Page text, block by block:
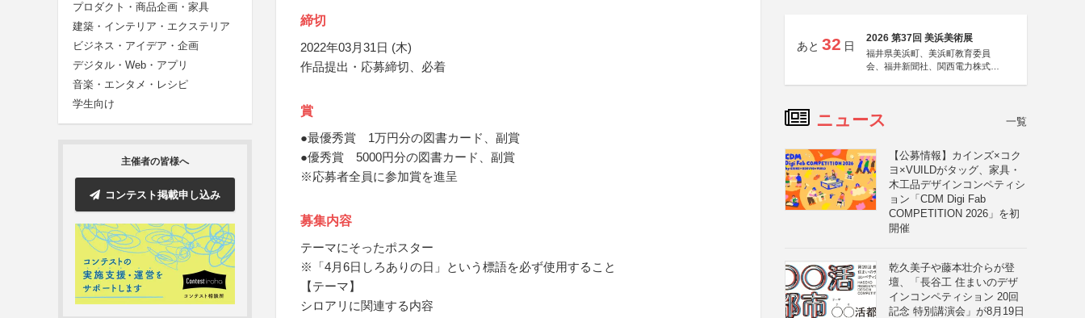
プロダクト・商品企画・家具
建築・インテリア・エクステリア
ビジネス・アイデア・企画
デジタル・Web・アプリ
音楽・エンタメ・レシピ
学生向け
主催者の皆様へ
コンテスト掲載申し込み
締切
2022年03月31日 (木)
作品提出・応募締切、必着
賞
●最優秀賞 1万円分の図書カード、副賞
●優秀賞 5000円分の図書カード、副賞
※応募者全員に参加賞を進呈
募集内容
テーマにそったポスター
※「4月6日しろありの日」という標語を必ず使用すること
【テーマ】
シロアリに関連する内容
あと 32 日
2026 第37回 美浜美術展
福井県美浜町、美浜町教育委員
会、福井新聞社、関西電力株式会
ニュース 一覧
【公募情報】カインズ×コク
ヨ×VUILDがタッグ、家具・
木工品デザインコンペティシ
ョン「CDM Digi Fab
COMPETITION 2026」を初
開催
乾久美子や藤本壮介らが登
壇、「長谷工 住まいのデザ
インコンペティション 20回
記念 特別講演会」が8月19日